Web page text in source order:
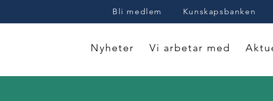
Bli medlem Kunskapsbanken
Nyheter Vi arbetar med